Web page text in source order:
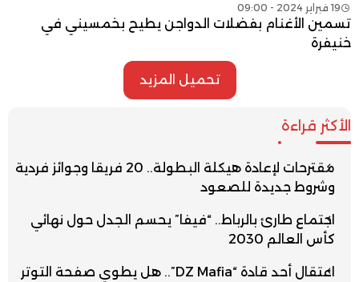
19 فبراير 2024 - 09:00
تسمين الأغنام بفضلات الدواجن يطيح بخمسيني في
خنيفرة
تحميل المزيد
الأكثر قراءة
مقترحات لإعادة هيكلة البطولة.. 20 فريقا وجوائز فردية
وشروط جديدة للصعود
اجتماع طارئ بالرباط.. “فيفا” يحسم الجدل حول نهائي
كأس العالم 2030
اعتقال أحد قادة “DZ Mafia”.. هل يطوي صفحة التوتر